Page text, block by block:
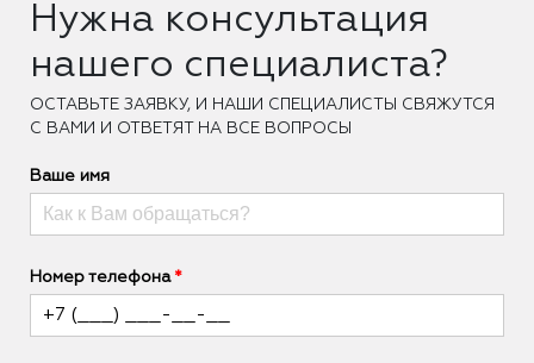
Нужна консультация
нашего специалиста?
ОCТАВЬТЕ ЗАЯВКУ, И НАШИ СПЕЦИАЛИСТЫ СВЯЖУТСЯ
С ВАМИ И ОТВЕТЯТ НА ВСЕ ВОПРОСЫ
Ваше имя
Номер телефона